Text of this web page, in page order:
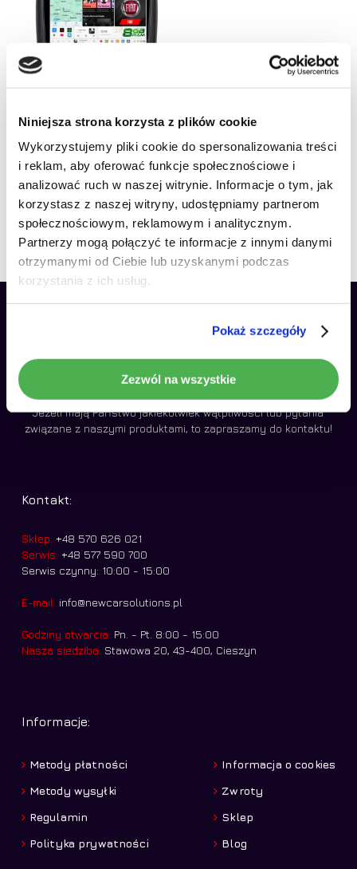
Niniejsza strona korzysta z plików cookie
Wykorzystujemy pliki cookie do spersonalizowania treści
i reklam, aby oferować funkcje społecznościowe i
analizować ruch w naszej witrynie. Informacje o tym, jak
korzystasz z naszej witryny, udostępniamy partnerom
społecznościowym, reklamowym i analitycznym.
Partnerzy mogą połączyć te informacje z innymi danymi
otrzymanymi od Ciebie lub uzyskanymi podczas
korzystania z ich usług.
Pokaż szczegóły
Zezwól na wszystkie
Brak produktów w koszyku.
Idź do sklepu
RATY 0%
Talento 2016-2020 Android
8GB LTE 9″
1790,00zł
Jeżeli mają Państwo jakiekolwiek wątpliwości lub pytania
związane z naszymi produktami, to zapraszamy do kontaktu!
Kontakt:
Sklep: +48 570 626 021
Serwis: +48 577 590 700
Serwis czynny: 10:00 - 15:00
E-mail: info@newcarsolutions.pl
Godziny otwarcia: Pn. - Pt. 8:00 - 15:00
Nasza siedziba: Stawowa 20, 43-400, Cieszyn
Informacje:
Metody płatności
Metody wysyłki
Regulamin
Polityka prywatności
Informacja o cookies
Zwroty
Sklep
Blog